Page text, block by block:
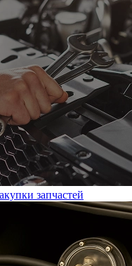
запчастей